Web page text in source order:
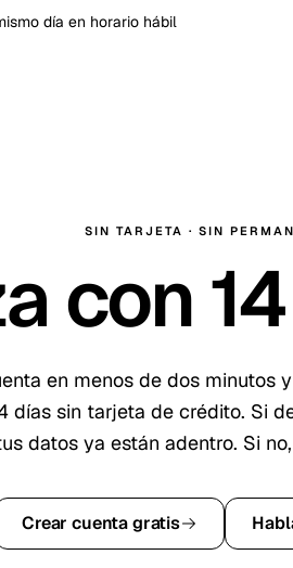
día en horario hábil
SIN TARJETA · SIN
con14
en menos de dos minutos
días sin tarjeta de crédito. Si
datos ya están adentro. Si
Crear cuenta gratis